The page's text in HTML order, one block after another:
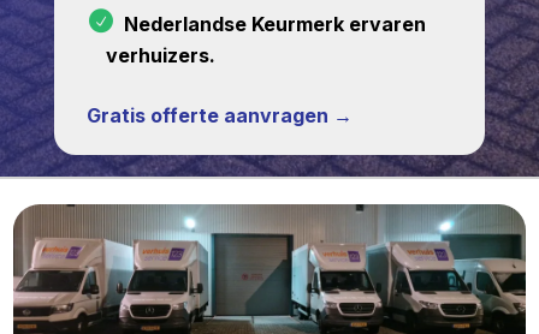
Nederlandse Keurmerk ervaren
verhuizers.
Gratis offerte aanvragen →